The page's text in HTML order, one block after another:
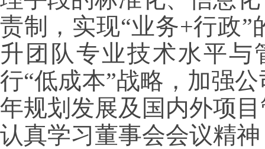
责制，实现“业务+行政
升团队专业技术水平
行“低成本”战略，加强
年规划发展及国内外项
认真学习董事会会议精